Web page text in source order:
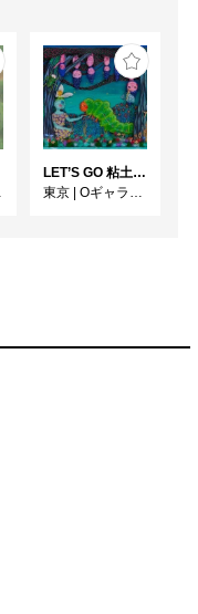
LET’S GO 粘土（クレイ）ジ−
東京
Oギャラリー